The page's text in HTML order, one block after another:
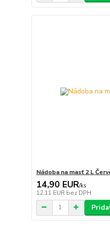
Nádoba na masť 2 L
14,90 EUR/ks
12,11 EUR bez DPH